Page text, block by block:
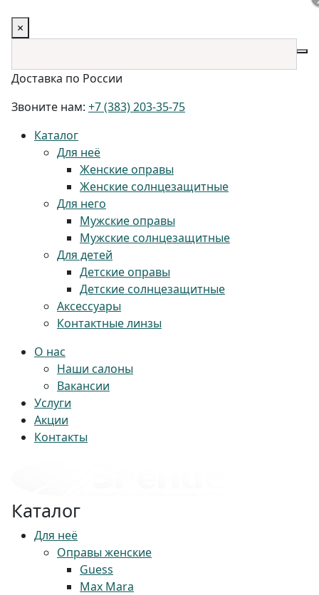
×
Доставка по России
Звоните нам: +7 (383) 203-35-75
Каталог
Для неё
Женские оправы
Женские солнцезащитные
Для него
Мужские оправы
Мужские солнцезащитные
Для детей
Детские оправы
Детские солнцезащитные
Аксессуары
Контактные линзы
О нас
Наши салоны
Вакансии
Услуги
Акции
Контакты
Каталог
Для неё
Оправы женские
Guess
Max Mara